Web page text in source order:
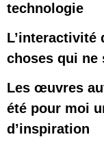
technologie
L’interactivité
choses qui ne
Les œuvres
été pour moi
d’inspiration